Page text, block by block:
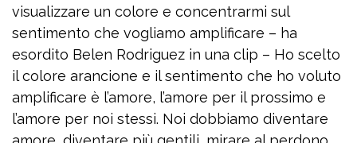
visualizzare un colore e concentrarmi sul
sentimento che vogliamo amplificare – ha
esordito Belen Rodriguez in una clip – Ho scelto
il colore arancione e il sentimento che ho voluto
amplificare è l’amore, l’amore per il prossimo e
l’amore per noi stessi. Noi dobbiamo diventare